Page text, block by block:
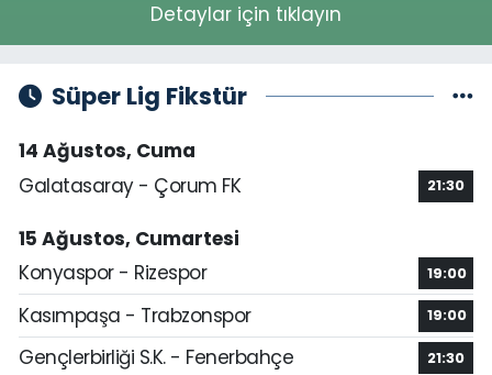
Detaylar için tıklayın
Süper Lig Fikstür
14 Ağustos, Cuma
Galatasaray - Çorum FK
21:30
15 Ağustos, Cumartesi
Konyaspor - Rizespor
19:00
Kasımpaşa - Trabzonspor 19:00
Gençlerbirliği S.K. - Fenerbahçe 21:30